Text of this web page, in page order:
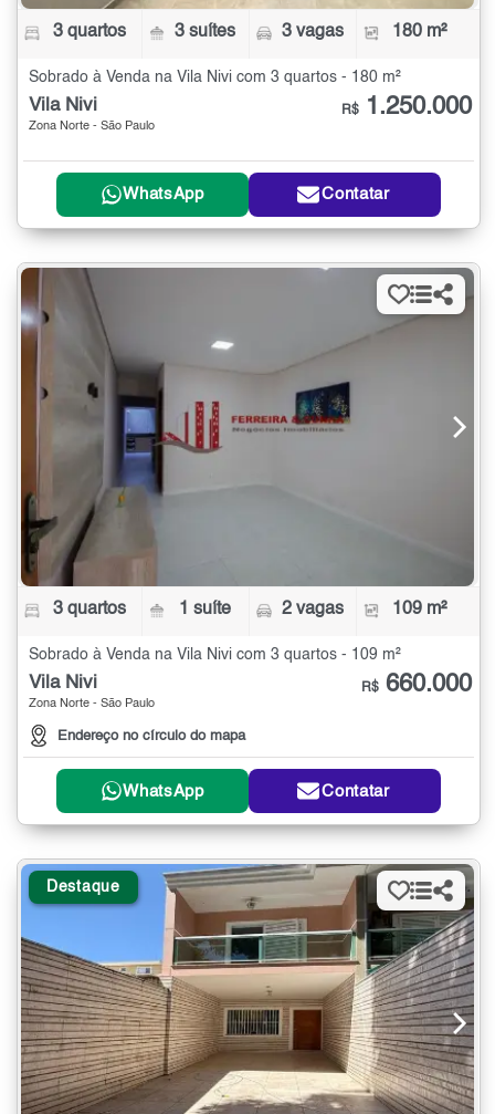
3 quartos 3 suítes 3 vagas 180 m²
Sobrado à Venda na Vila Nivi com 3 quartos - 180 m²
Vila Nivi
Zona Norte - São Paulo
R$ 1.250.000
WhatsApp Contatar
3 quartos 1 suíte 2 vagas 109 m²
Sobrado à Venda na Vila Nivi com 3 quartos - 109 m²
Vila Nivi
Zona Norte - São Paulo
Endereço no círculo do mapa
R$ 660.000
WhatsApp Contatar
Destaque